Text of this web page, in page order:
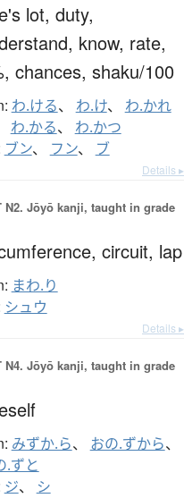
lot, duty,
know, rate,
chances, shaku/100
わ.ける、 わ.け、 わ.かれ
わ.かる、 わ.かつ
ブン、 フン、 ブ
Details ▸
N2. Jōyō kanji, taught in grade
circuit, lap
まわ.り
シュウ
Details ▸
N4. Jōyō kanji, taught in grade
みずか.ら、 おの.ずから、
.ずと
ジ、 シ